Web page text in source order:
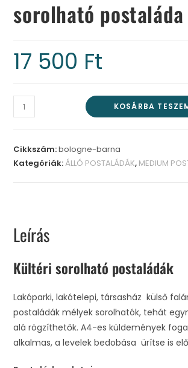
sorolható postaláda
17 500 Ft
KOSÁRBA
Cikkszám:bologne-barna
Kategóriák:ÁLLÓ POSTALÁDÁK, MEDIUM
Leírás
Kültéri sorolható postaládák
Lakóparki, lakótelepi, társasház külső
postaládák mélyek sorolhatók, tehát
alá rögzíthetők. A4-es küldemények
alkalmas, a levelek bedobása ürítse is